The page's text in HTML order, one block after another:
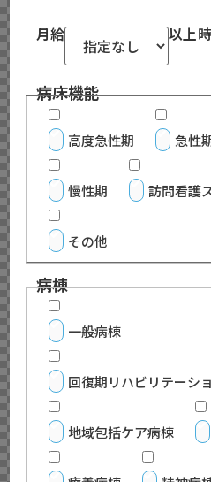
月給 以上
病床機能
高度急性期 急性
慢性期 訪問看護
その他
病棟
一般病棟
回復期リハビリテーシ
地域包括ケア病棟